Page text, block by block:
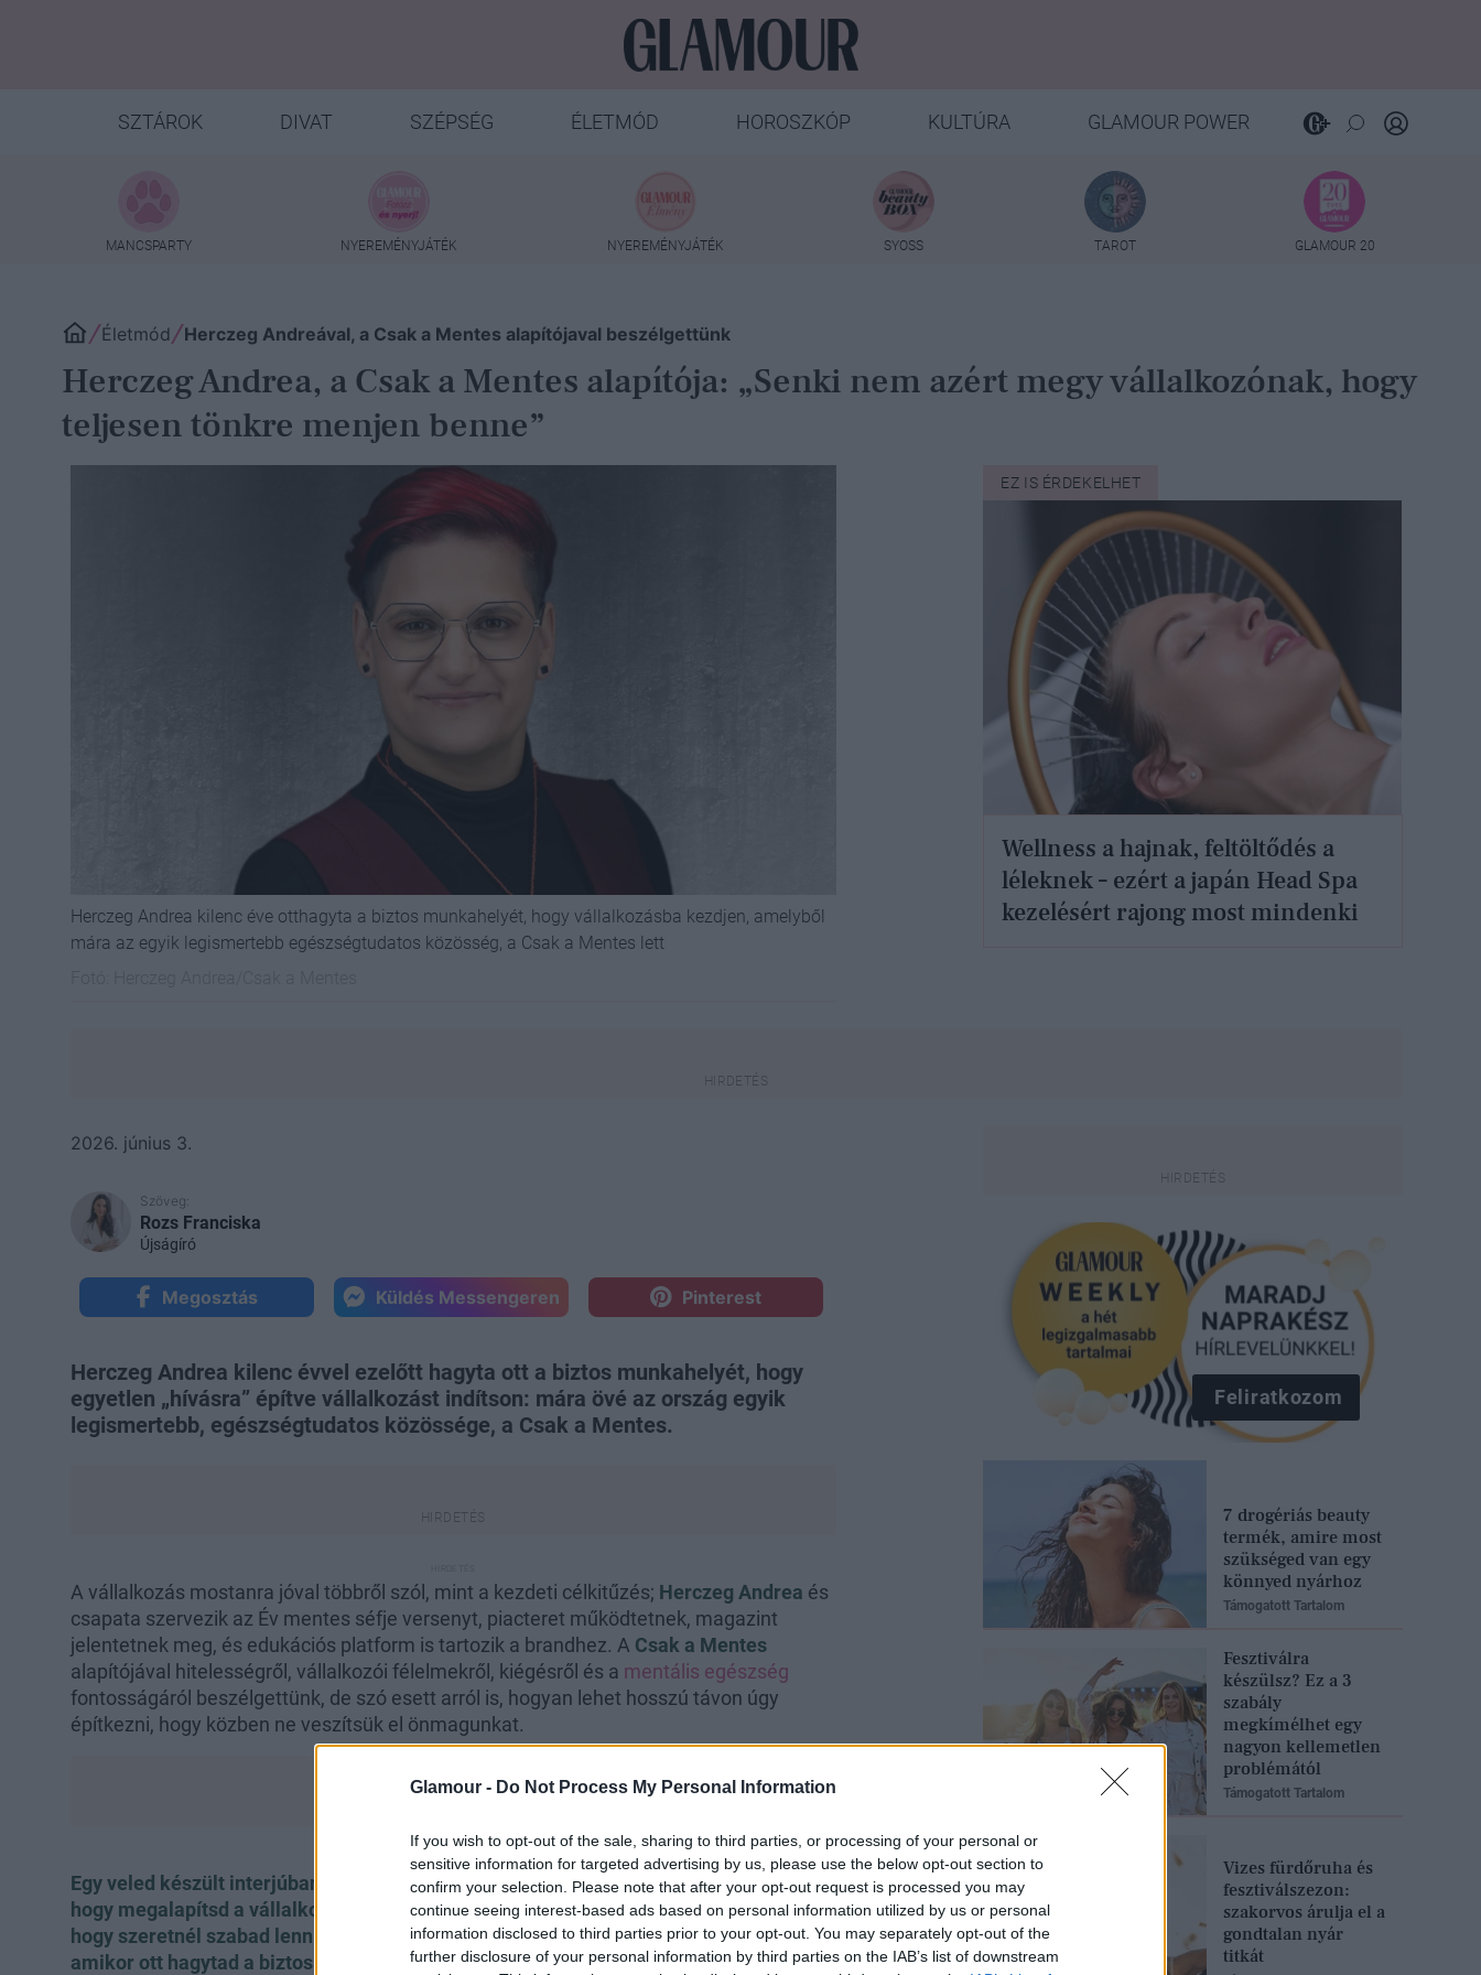
Glamour - Do Not Process My Personal Information
If you wish to opt-out of the sale, sharing to third parties, or processing of your personal or
sensitive information for targeted advertising by us, please use the below opt-out section to
confirm your selection. Please note that after your opt-out request is processed you may
continue seeing interest-based ads based on personal information utilized by us or personal
information disclosed to third parties prior to your opt-out. You may separately opt-out of the
further disclosure of your personal information by third parties on the IAB’s list of downstream
SZTÁROK DIVAT SZÉPSÉG ÉLETMÓD HOROSZKÓP KULTÚRA GLAMOUR POWER
MANCSPARTY NYEREMÉNYJÁTÉK NYEREMÉNYJÁTÉK SYOSS TAROT GLAMOUR 20
Életmód Herczeg Andreával, a Csak a Mentes alapítójaval beszélgettünk
Herczeg Andrea, a Csak a Mentes alapítója: „Senki nem azért megy vállalkozónak, hogy
teljesen tönkre menjen benne”
Herczeg Andrea kilenc éve otthagyta a biztos munkahelyét, hogy vállalkozásba kezdjen, amelyből
mára az egyik legismertebb egészségtudatos közösség, a Csak a Mentes lett
EZ IS ÉRDEKELHET
Wellness a hajnak, feltöltődés a
léleknek – ezért a japán Head Spa
kezelésért rajong most mindenki
2026. június 3.
Szöveg:
Rozs Franciska
Újságíró
Megosztás Küldés Messengeren Pinterest
Herczeg Andrea kilenc évvel ezelőtt hagyta ott a biztos munkahelyét, hogy
egyetlen „hívásra” építve vállalkozást indítson: mára övé az ország egyik
legismertebb, egészségtudatos közössége, a Csak a Mentes.
A vállalkozás mostanra jóval többről szól, mint a kezdeti célkitűzés; Herczeg Andrea és
csapata szervezik az Év mentes séfje versenyt, piacteret működtetnek, magazint
jelentetnek meg, és edukációs platform is tartozik a brandhez. A Csak a Mentes
alapítójával hitelességről, vállalkozói félelmekről, kiégésről és a mentális egészség
fontosságáról beszélgettünk, de szó esett arról is, hogyan lehet hosszú távon úgy
építkezni, hogy közben ne veszítsük el önmagunkat.
Egy veled készült interjúban úgy fogalmaztál, 2017 nyarán beleugrottál a semmibe,
hogy megalapítsd a vállalkozásodat. Akkor mindössze annyi lebegett a szemed előtt,
hogy szeretnél szabad lenni és rendezvényszervezéssel foglalkozni. Hogy élted meg,
amikor ott hagytad a biztos állásod, és nekivágtál az ismeretlennek?
Feliratkozom
7 drogériás beauty
termék, amire most
szükséged van egy
könnyed nyárhoz
Támogatott Tartalom
Fesztiválra
készülsz? Ez a 3
szabály
megkímélhet egy
nagyon kellemetlen
problémától
Támogatott Tartalom
Vizes fürdőruha és
fesztiválszezon:
szakorvos árulja el a
gondtalan nyár
titkát